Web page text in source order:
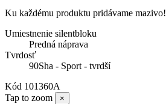
Ku každému produktu pridávame mazivo!
Umiestnenie silentbloku
Predná náprava
Tvrdosť
90Sha - Sport - tvrdší
Kód 101360A
Tap to zoom
×